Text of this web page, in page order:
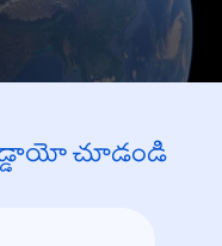
చూడండి